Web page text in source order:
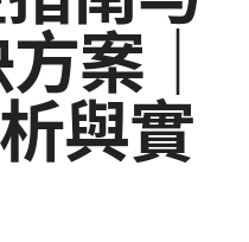
案｜
與實